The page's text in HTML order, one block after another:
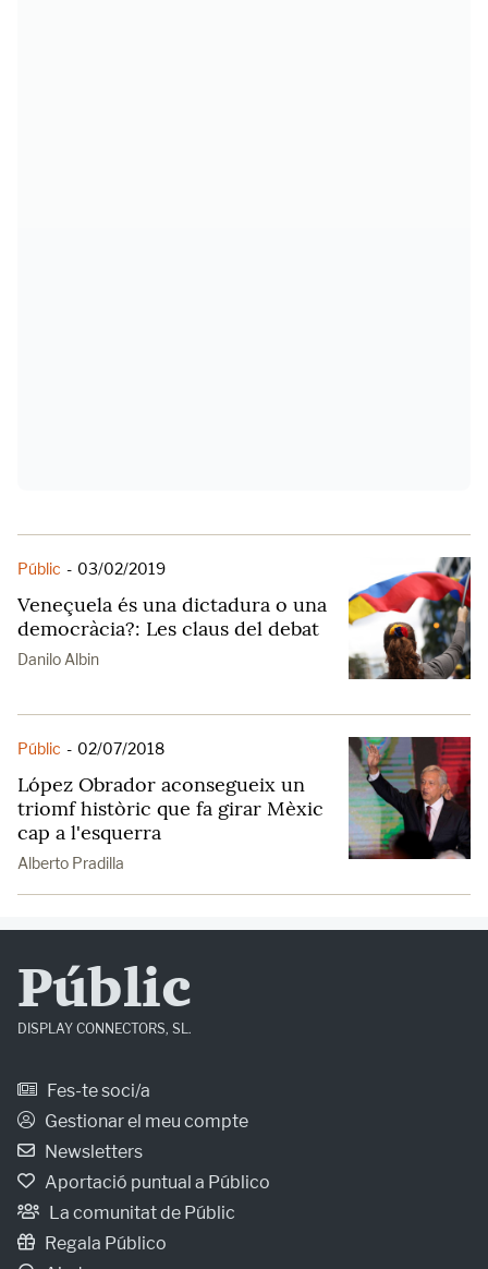
Públic - 03/02/2019
Veneçuela és una dictadura o una
democràcia?: Les claus del debat
Danilo Albin
Públic - 02/07/2018
López Obrador aconsegueix un
triomf històric que fa girar Mèxic
cap a l'esquerra
Alberto Pradilla
Públic
DISPLAY CONNECTORS, SL.
Fes-te soci/a
Gestionar el meu compte
Newsletters
Aportació puntual a Público
La comunitat de Públic
Regala Público